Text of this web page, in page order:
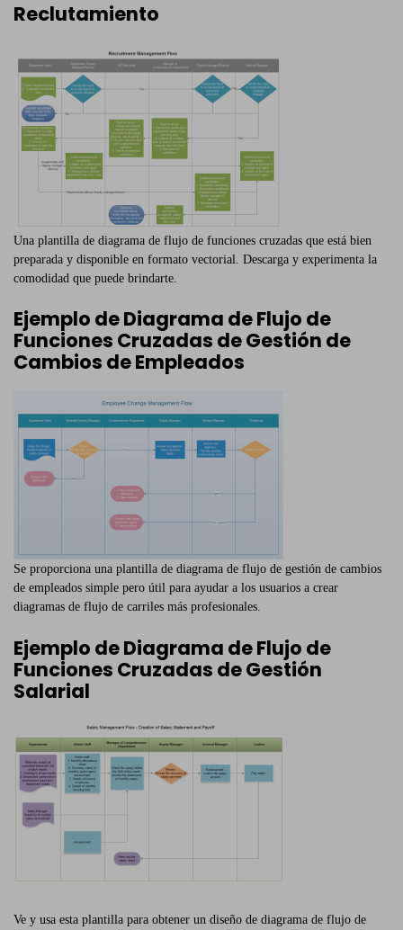
Reclutamiento
Una plantilla de diagrama de flujo de funciones cruzadas que está bien
preparada y disponible en formato vectorial. Descarga y experimenta la
comodidad que puede brindarte.
Ejemplo de Diagrama de Flujo de
Funciones Cruzadas de Gestión de
Cambios de Empleados
Se proporciona una plantilla de diagrama de flujo de gestión de cambios
de empleados simple pero útil para ayudar a los usuarios a crear
diagramas de flujo de carriles más profesionales.
Ejemplo de Diagrama de Flujo de
Funciones Cruzadas de Gestión
Salarial
Ve y usa esta plantilla para obtener un diseño de diagrama de flujo de